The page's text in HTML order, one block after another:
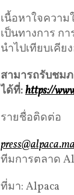
เนื้อหาใจควา
เป็นทางการ ก
นำไปเทียบเคี
สามารถรับชม
ได้ที่:https://
รายชื่อติดต่อ
ทีมการตลาด
ที่มา: Alpaca